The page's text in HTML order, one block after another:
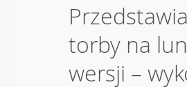
torby na
wersji –